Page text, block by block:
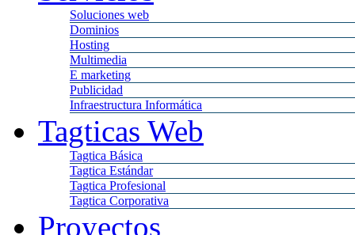
Soluciones web
Dominios
Hosting
Multimedia
E marketing
Publicidad
Infraestructura Informática
Tagticas Web
Tagtica Básica
Tagtica Estándar
Tagtica Profesional
Tagtica Corporativa
Proyectos